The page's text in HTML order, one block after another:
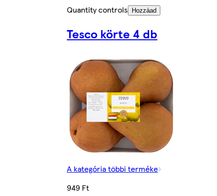
Quantity controls
Hozzáad
Tesco körte 4 db
A kategória többi terméke
949 Ft